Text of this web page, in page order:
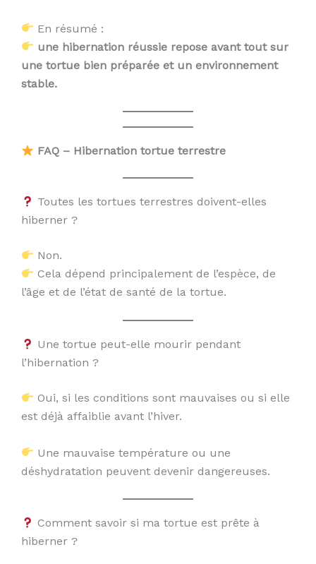
En résumé :
une hibernation réussie repose avant tout sur
une tortue bien préparée et un environnement
stable.
FAQ – Hibernation tortue terrestre
Toutes les tortues terrestres doivent-elles
hiberner ?
Non.
Cela dépend principalement de l’espèce, de
l’âge et de l’état de santé de la tortue.
Une tortue peut-elle mourir pendant
l’hibernation ?
Oui, si les conditions sont mauvaises ou si elle
est déjà affaiblie avant l’hiver.
Une mauvaise température ou une
déshydratation peuvent devenir dangereuses.
Comment savoir si ma tortue est prête à
hiberner ?